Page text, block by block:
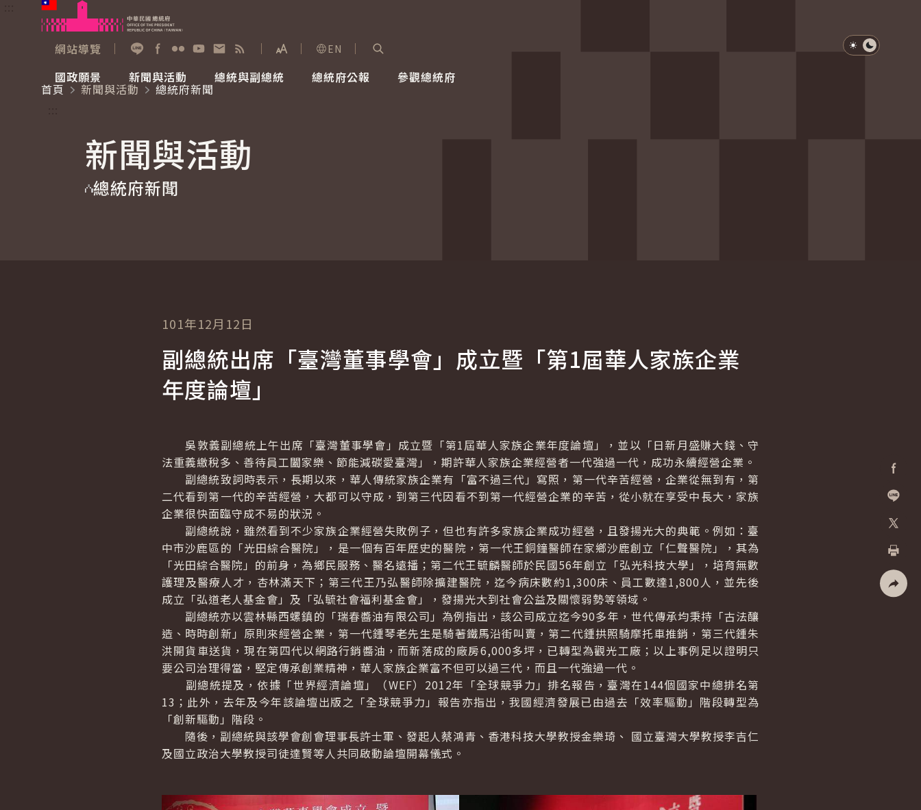
跳到主要內容
網站導覽
展開字級選單
EN
國政願景
國家氣候變遷對策委員會
重要談話
新聞與活動
總統府新聞
影音頻道
總統與副總統
賴清德總統
總統府公報 參觀總統府
參觀資訊
淺色模式
深色模式
首頁
新聞與活動
總統府新聞
新聞與活動
總統府新聞
加入好
列印
101年12月12日
副總統出席「臺灣董事學會」成立暨「第1屆華人家族企業
年度論壇」
吳敦義副總統上午出席「臺灣董事學會」成立暨「第1屆華人家族企業年度論壇」，並以「日新月盛賺大錢、守
法重義繳稅多、善待員工闔家樂、節能減碳愛臺灣」，期許華人家族企業經營者一代強過一代，成功永續經營企業。
副總統致詞時表示，長期以來，華人傳統家族企業有「富不過三代」寫照，第一代辛苦經營，企業從無到有，第
二代看到第一代的辛苦經營，大都可以守成，到第三代因看不到第一代經營企業的辛苦，從小就在享受中長大，家族
企業很快面臨守成不易的狀況。
副總統說，雖然看到不少家族企業經營失敗例子，但也有許多家族企業成功經營，且發揚光大的典範。例如：臺
中市沙鹿區的「光田綜合醫院」，是一個有百年歷史的醫院，第一代王銅鐘醫師在家鄉沙鹿創立「仁聲醫院」，其為
「光田綜合醫院」的前身，為鄉民服務、醫名遠播；第二代王毓麟醫師於民國56年創立「弘光科技大學」，培育無數
護理及醫療人才，杏林滿天下；第三代王乃弘醫師除擴建醫院，迄今病床數約1,300床、員工數達1,800人，並先後
成立「弘道老人基金會」及「弘毓社會福利基金會」，發揚光大到社會公益及關懷弱勢等領域。
副總統亦以雲林縣西螺鎮的「瑞春醬油有限公司」為例指出，該公司成立迄今90多年，世代傳承均秉持「古法釀
造、時時創新」原則來經營企業，第一代鍾琴老先生是騎著鐵馬沿街叫賣，第二代鍾拱照騎摩托車推銷，第三代鍾朱
洪開貨車送貨，現在第四代以網路行銷醬油，而新落成的廠房6,000多坪，已轉型為觀光工廠；以上事例足以證明只
要公司治理得當，堅定傳承創業精神，華人家族企業富不但可以過三代，而且一代強過一代。
副總統提及，依據「世界經濟論壇」（WEF）2012年「全球競爭力」排名報告，臺灣在144個國家中總排名第
13；此外，去年及今年該論壇出版之「全球競爭力」報告亦指出，我國經濟發展已由過去「效率驅動」階段轉型為
「創新驅動」階段。
隨後，副總統與該學會創會理事長許士軍、發起人蔡鴻青、香港科技大學教授金樂琦、 國立臺灣大學教授李吉仁
及國立政治大學教授司徒達賢等人共同啟動論壇開幕儀式。